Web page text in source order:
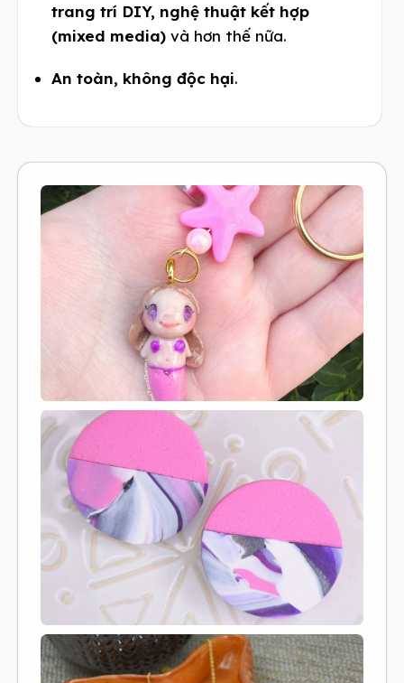
trang trí DIY, nghệ thuật kết hợp
(mixed media) và hơn thế nữa.
An toàn, không độc hại.